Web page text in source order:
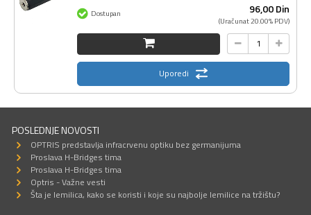
96,00Din
(Uračunat 20.00% PDV)
Dostupan
Uporedi
POSLEDNJE NOVOSTI
OPTRIS predstavlja infracrvenu optiku bez germanijuma
Proslava H-Bridges tima
Proslava H-Bridges tima
Optris - Važne vesti
Šta je lemilica, kako se koristi i koje su najbolje lemilice na tržištu?